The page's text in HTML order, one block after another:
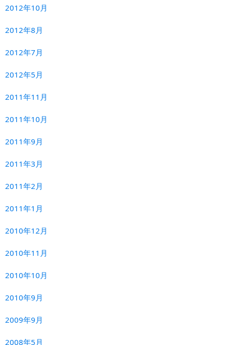
2012年10月
2012年8月
2012年7月
2012年5月
2011年11月
2011年10月
2011年9月
2011年3月
2011年2月
2011年1月
2010年12月
2010年11月
2010年10月
2010年9月
2009年9月
2008年5月